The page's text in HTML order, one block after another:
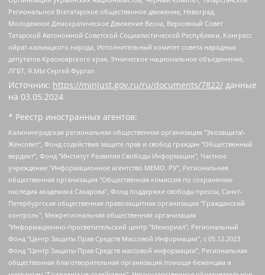
Региональное Всетатарское общественное движение, Невоград,
Молодежное Демократическое Движение Весна, Верховный Совет
Татарской Автономной Советской Социалистической Республики, Конгресс
ойрат-калмыцкого народа, Исполнительный комитет совета народных
депутатов Красноярского края, Этническое национальное объединение,
ЛГБТ, Я.МЫ Сергей Фургал
Источник: https://minjust.gov.ru/ru/documents/7822/ данные
на 03.05.2024
* Реестр иностранных агентов:
Калининградская региональная общественная организация "Экозащита!-Женсовет", Фонд содействия защите прав и свобод граждан "Общественный вердикт", Фонд "Институт Развития Свободы Информации", Частное учреждение "Информационное агентство МЕМО. РУ", Региональная общественная организация "Общественная комиссия по сохранению наследия академика Сахарова", Фонд поддержки свободы прессы, Санкт-Петербургская общественная правозащитная организация "Гражданский контроль", Межрегиональная общественная организация "Информационно-просветительский центр "Мемориал", Региональный Фонд "Центр Защиты Прав Средств Массовой Информации", с 05.12.2023 Фонд "Центр Защиты Прав Средств массовой информации", Региональная общественная благотворительная организация помощи беженцам и мигрантам "Гражданское содействие", Негосударственное образовательное учреждение дополнительного профессионального образования (повышение квалификации) специалистов "АКАДЕМИЯ ПО ПРАВАМ ЧЕЛОВЕКА", Свердловская региональная общественная организация "Сутяжник", Автономная некоммерческая организация "Центр независимых социологических исследований", Союз общественных объединений "Российский исследовательский центр по правам человека", Региональное общественное учреждение научно-информационный центр "МЕМОРИАЛ", Некоммерческая организация "Фонд защиты гласности", Автономная некоммерческая организация "Институт прав человека", Городская общественная организация "Екатеринбургское общество "МЕМОРИАЛ", Городская общественная организация "Рязанское историко-просветительское и правозащитное общество "Мемориал" (Рязанский Мемориал), Челябинский региональный орган общественной самодеятельности – женское общественное объединение "Женщины Евразии", Челябинский региональный орган общественной самодеятельности "Уральская правозащитная группа", Фонд содействия защите здоровья и социальной справедливости имени Андрея Рылькова, Автономная Некоммерческая Организация "Аналитический Центр Юрия Левады", Автономная некоммерческая организация социальной поддержки населения "Проект Апрель", Региональная общественная организация помощи женщинам и детям, находящимся в кризисной ситуации "Информационно-методический центр "Анна", Фонд содействия развитию массовых коммуникаций и правовому просвещению "Так-так-Так", Фонд содействия устойчивому развитию "Серебряная тайга", Свердловский региональный общественный фонд социальных проектов "Новое время", "Idel.Реалии", Кавказ.Реалии, Крым.Реалии, Телеканал Настоящее Время, Татаро-башкирская служба Радио Свобода (Azatliq Radiosi), Радио Свободная Европа/Радио Свобода (PCE/PC), "Сибирь.Реалии", "Фактограф", Благотворительный фонд помощи осужденным и их семьям, Автономная некоммерческая организация "Институт глобализации и социальных движений", Фонд "В защиту прав заключенных", Частное учреждение "Центр поддержки и содействия развитию средств массовой информации", Пензенский региональный общественный благотворительный фонд "Гражданский союз", "Север.Реалии", Некоммерческая организация Фонд "Правовая инициатива", Общество с ограниченной ответственностью "Радио Свободная Европа/Радио Свобода", Чешское информационное агентство "MEDIUM-ORIENT", Красноярская региональная общественная организация "Мы против СПИДа", Камалягин Денис Николаевич, Маркелов Сергей Евгеньевич, Пономарев Лев Александрович, Савицкая Людмила Алексеевна, Автономная некоммерческая организация "Центр по работе с проблемой насилия "НАСИЛИЮ.НЕТ", Межрегиональный профессиональный союз работников здравоохранения "Альянс врачей", Юридическое лицо, зарегистрированное в Латвийской Республике, SIA "Medusa Project" (регистрационный номер 40103797863, дата регистрации 10.06.2014), Некоммерческая организация "Фонд по борьбе с коррупцией", Автономная некоммерческая организация "Институт права и публичной политики", Баданин Роман Сергеевич, Гликин Максим Александрович, Железнова Мария Михайловна, Лукьянова Юлия Сергеевна, Маетная Елизавета Витальевна, Маняхин Петр Борисович, Чуракова Ольга Владимировна, Ярош Юлия Петровна, Юридическое лицо "The Insider SIA", зарегистрированное в Риге, Латвийская Республика (дата регистрации 26.06.2015), являющееся администратором доменного имени интернет-издания "The Insider SIA", https://theins.ru, Постернак Алексей Евгеньевич, Рубин Михаил Аркадьевич, Анин Роман Александрович, Юридическое лицо Istories fonds, зарегистрированное в Латвийской Республике (регистрационный номер 50008295751, дата регистрации 24.02.2020), Великовский Дмитрий Александрович, Долинина Ирина Николаевна, Мароховская Алеся Алексеевна, Шлейнов Роман Юрьевич, Шмагун Олеся Валентиновна, Общество с ограниченной ответственностью "Альтаир 2021", Общество с ограниченной ответственностью "Вега 2021", Общество с ограниченной ответственностью "Главный редактор 2021", Общество с ограниченной ответственностью "Ромашки монолит", Важенков Артем Валерьевич, Ивановская областная общественная организация "Центр гендерных исследований", Гурман Юрий Альбертович, Медиапроект "ОВД-Инфо", Егоров Владимир Владимирович, Жилинский Владимир Александрович, Общество с ограниченной ответственностью "ЗП", Иванова София Юрьевна, Карезина Инна Павловна, Кильтау Екатерина Викторовна, Петров Алексей Викторович, Пискунов Сергей Евгеньевич, Смирнов Сергей Сергеевич, Тихонов Михаил Сергеевич, Общество с ограниченной ответственностью "ЖУРНАЛИСТ-ИНОСТРАННЫЙ АГЕНТ", Арапова Галина Юрьевна, Вольтская Татьяна Анатольевна, Американская компания "Mason G.E.S. Anonymous Foundation" (США), являющаяся владельцем интернет-издания https://mnews.world/, Компания "Stichting Bellingcat", зарегистрированная в Нидерландах (дата регистрации 11.07.2018), Захаров Андрей Вячеславович, Клепиковская Екатерина Дмитриевна, Общество с ограниченной ответственностью "МЕМО", Перл Роман Александрович, Симонов Евгений Алексеевич, Соловьева Елена Анатольевна, Сотников Даниил Владимирович, Сурначева Елизавета Дмитриевна, Автономная некоммерческая организация по защите прав человека и информированию населения "Якутия – Наше Мнение", Общество с ограниченной ответственностью "Москоу диджитал медиа", с 26.01.2023 Общество с ограниченной ответственностью "Чайка Белые сады", Ветошкина Валерия Валерьевна, Заговора Максим Александрович, Межрегиональное общественное движение "Российская ЛГБТ - сеть", Оленичев Максим Владимирович, Павлов Иван Юрьевич, Скворцова Елена Сергеевна, Общество с ограниченной ответственностью "Как бы инагент", Кочетков Игорь Викторович, Общество с ограниченной ответственностью "Честные выборы", Еланчик Олег Александрович, Общество с ограниченной ответственностью "Нобелевский призыв", Гималова Регина Эмилевна, Григорьев Андрей Валерьевич, Григорьева Алина Александровна, Ассоциация по содействию защите прав призывников, альтернативнослужащих и военнослужащих "Правозащитная группа "Гражданин.Армия.Право", Хисамова Регина Фаритовна, Автономная некоммерческая организация по реализации социально-правовых программ "Лилит", Дальневосточное общественное движение "Маяк", Санкт-Петербургская ЛГБТ-инициативная группа "Выход", Инициативная группа ЛГБТ+ "Реверс", Алексеев Андрей Викторович, Бекбулатова Таисия Львовна, Беляев Иван Михайлович, Владыкина Елена Сергеевна, Гельман Марат Александрович, Никульшина Вероника Юрьевна, Толоконникова Надежда Андреевна, Шендерович Виктор Анатольевич, Общество с ограниченной ответственностью "Данное сообщение", Общество с ограниченной ответственностью Издательский дом "Новая глава", Айнбиндер Александра Александровна, Московский комьюнити-центр для ЛГБТ+инициатив, Благотворительный фонд развития филантропии, Deutsche Welle (Германия, Kurt-Schumacher-Strasse 3, 53113 Bonn), Борзунова Мария Михайловна, Воробьев Виктор Викторович, Голубева Анна Львовна, Константинова Алла Михайловна, Малкова Ирина Владимировна, Мурадов Мурад Абдулгалимович, Осетинская Елизавета Николаевна, Понасенков Евгений Николаевич, Ганапольский Матвей Юрьевич, Киселев Евгений Алексеевич, Борухович Ирина Григорьевна, Дремин Иван Тимофеевич, Дубровский Дмитрий Викторович, Красноярская региональная общественная организация поддержки и развития альтернативных образовательных технологий и межкультурных коммуникаций "ИНТЕРРА", Маяковская Екатерина Алексеевна, Фейгин Марк Захарович, Филимонов Андрей Викторович, Дзугкоева Регина Николаевна, Доброхотов Роман Александрович, Дудь Юрий Александрович, Елкин Сергей Владимирович, Кругликов Кирилл Игоревич, Сабунаева Мария Леонидовна, Семенов Алексей Владимирович, Шаинян Карен Багратович, Шульман Екатерина Михайловна, Асафьев Артур Валерьевич, Вахштайн Виктор Семенович, Венедиктов Алексей Алексеевич, Лушникова Екатерина Евгеньевна, Волков Леонид Михайлович, Невзоров Александр Глебович, Пархоменко Сергей Борисович, Сироткин Ярослав Николаевич, Кара-Мурза Владимир Владимирович, Баранова Наталья Владимировна, Гозман Леонид Яковлевич, Кагарлицкий Борис Юльевич, Климарев Михаил Валерьевич, Милов Владимир Станиславович, Автономная некоммерческая организация Краснодарский центр современного искусства "Типография", Моргенштерн Алишер Тагирович, Соболь Любовь Эдуардовна, Общество с ограниченной ответственностью "ЛИЗА НОРМ", Каспаров Гарри Кимович, Ходорковский Михаил Борисович, Общество с ограниченной ответственностью "Апрельские тезисы", Данилович Ирина Брониславовна, Кашин Олег Владимирович, Петров Николай Владимирович, Пивоваров Алексей Владимирович, Соколов Михаил Владимирович, Цветкова Юлия Владимировна, Чичваркин Евгений Александрович, Комитет против пыток/Команда против пыток, Общество с ограниченной ответственностью "Первый научный", Общество с ограниченной ответственностью "Вертолет и ко", Белоцерковская Вероника Борисовна, Кац Максим Евгеньевич, Лазарева Татьяна Юрьевна, Шаведдинов Руслан Табризович, Яшин Илья Валерьевич, Общество с ограниченной ответственностью "Иноагент ААВ", Алешковский Дмитрий Петрович, Альбац Евгения Марковна, Быков Дмитрий Львович, Галямина Юлия Евгеньевна, Лойко Сергей Леонидович, Мартынов Кирилл Константинович, Медведев Сергей Александрович, Крашенинников Федор Геннадиевич, Гордеева Катерина Вл